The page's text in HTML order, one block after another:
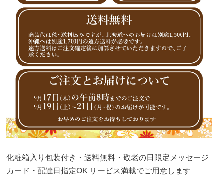
化粧箱入り包装付き・送料無料・敬老の日限定メッセージ
カード・配達日指定OK サービス満載でご用意します